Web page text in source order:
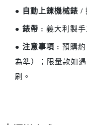
● 自動上鍊機械錶 /
● 錶帶 : 義大利製
● 注意事項 : 預購
為準）；限量款如
刷。